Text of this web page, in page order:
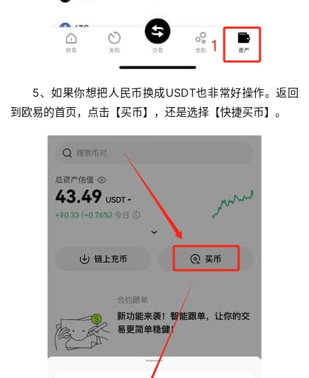
5、如果你想把人民币换成USDT也非常好操作。返回
到欧易的首页，点击【买币】，还是选择【快捷买币】。